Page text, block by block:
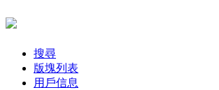
搜尋
版塊列表
用戶信息